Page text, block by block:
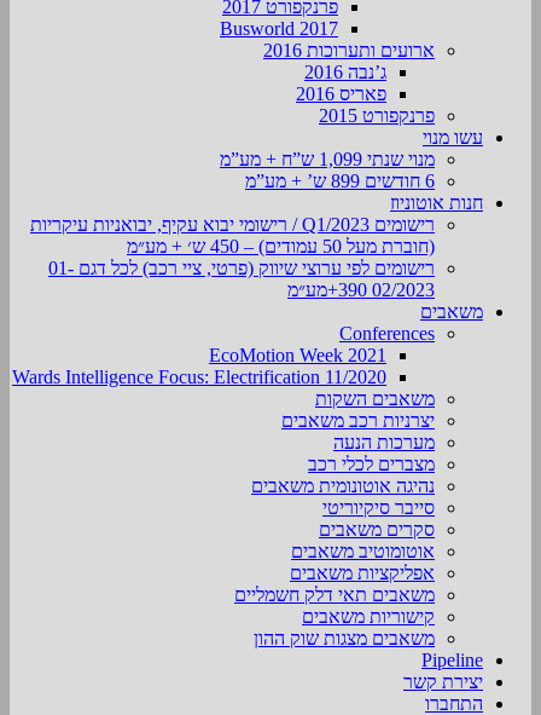
פרנקפורט 2017
Busworld 2017
ארועים ותערוכות 2016
ג’נבה 2016
פאריס 2016
פרנקפורט 2015
עשו מנוי
מנוי שנתי 1,099 ש”ח + מע”מ
6 חודשים 899 ש’ + מע”מ
חנות אוטוניוז
רישומים Q1/2023 / רישומי יבוא עקיף, יבואניות עיקריות
(חוברת מעל 50 עמודים) – 450 ש׳ + מע״מ
רישומים לפי ערוצי שיווק (פרטי, ציי רכב) לכל דגם 01-
02/2023 390+מע״מ
משאבים
Conferences
EcoMotion Week 2021
Wards Intelligence Focus: Electrification 11/2020
משאבים השקות
יצרניות רכב משאבים
מערכות הנעה
מצברים לכלי רכב
נהיגה אוטונומית משאבים
סייבר סיקיוריטי
סקרים משאבים
אוטומוטיב משאבים
אפליקציות משאבים
משאבים תאי דלק חשמליים
קישוריות משאבים
משאבים מצגות שוק ההון
Pipeline
יצירת קשר
התחברו